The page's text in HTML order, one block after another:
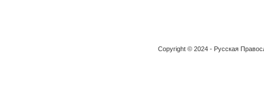
Copyright © 2024 - Русская